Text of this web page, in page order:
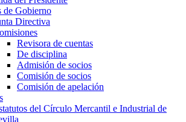
de Gobierno
Directiva
Revisora de cuentas
De disciplina
Admisión de socios
Comisión de socios
Comisión de apelación
del Círculo Mercantil e Industrial de